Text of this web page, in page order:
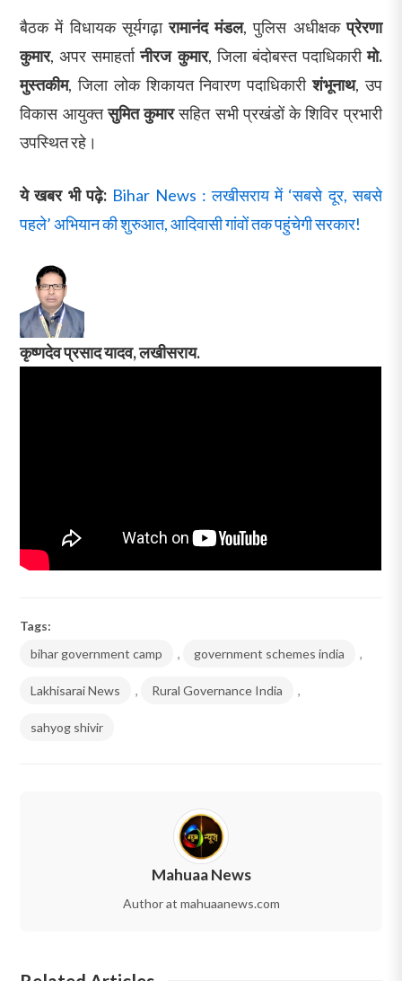
बैठक में विधायक सूर्यगढ़ारामानंद मंडल, पुलिस अधीक्षकप्रेरणा
कुमार, अपर समाहर्तानीरज कुमार, जिला बंदोबस्त पदाधिकारीमो.
मुस्तकीम, जिला लोक शिकायत निवारण पदाधिकारीशंभूनाथ, उप
विकास आयुक्तसुमित कुमारसहित सभी प्रखंडों के शिविर प्रभारी
उपस्थित रहे।
ये खबर भी पढ़े: Bihar News : लखीसराय में ‘सबसे दूर, सबसे
पहले’ अभियान की शुरुआत, आदिवासी गांवों तक पहुंचेगी सरकार!
कृष्णदेव प्रसाद यादव, लखीसराय.
Tags:
bihar government camp
, government schemes india ,
Lakhisarai News , Rural Governance India ,
sahyog shivir
Mahuaa News
Author at mahuaanews.com